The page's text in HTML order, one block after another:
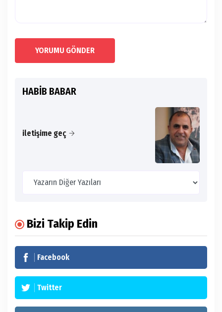
YORUMU GÖNDER
HABİB BABAR
iletişime geç
Bizi Takip Edin
Facebook
Twitter